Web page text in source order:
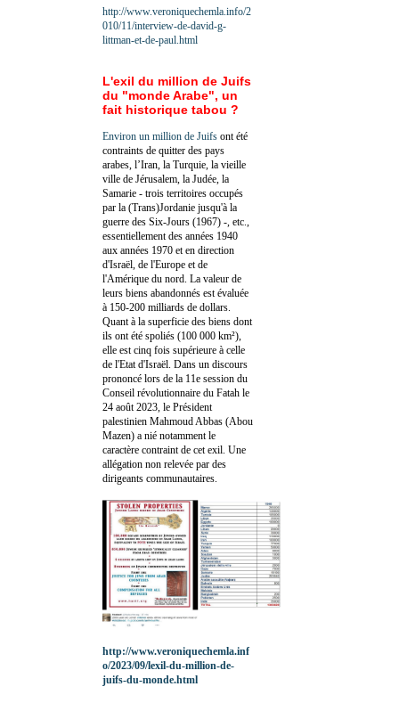
http://www.veroniquechemla.info/2
010/11/interview-de-david-g-
littman-et-de-paul.html
L'exil du million de Juifs
du "monde Arabe", un
fait historique tabou ?
Environ un million de Juifs ont été
contraints de quitter des pays
arabes, l’Iran, la Turquie, la vieille
ville de Jérusalem, la Judée, la
Samarie - trois territoires occupés
par la (Trans)Jordanie jusqu'à la
guerre des Six-Jours (1967) -, etc.,
essentiellement des années 1940
aux années 1970 et en direction
d'Israël, de l'Europe et de
l'Amérique du nord. La valeur de
leurs biens abandonnés est évaluée
à 150-200 milliards de dollars.
Quant à la superficie des biens dont
ils ont été spoliés (100 000 km²),
elle est cinq fois supérieure à celle
de l'Etat d'Israël. Dans un discours
prononcé lors de la 11e session du
Conseil révolutionnaire du Fatah le
24 août 2023, le Président
palestinien Mahmoud Abbas (Abou
Mazen) a nié notamment le
caractère contraint de cet exil. Une
allégation non relevée par des
dirigeants communautaires.
http://www.veroniquechemla.inf
o/2023/09/lexil-du-million-de-
juifs-du-monde.html